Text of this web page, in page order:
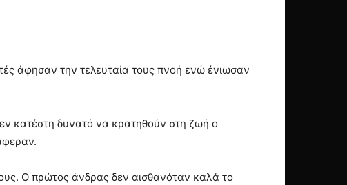
άφησαν την τελευταία τους πνοή ενώ ένιωσαν
κατέστη δυνατό να κρατηθούν στη ζωή ο
Ο πρώτος άνδρας δεν αισθανόταν καλά το